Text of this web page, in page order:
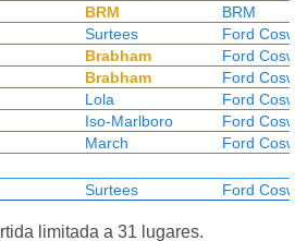
BRM
BRM
Surtees
Ford
Brabham
Ford
Brabham
Ford
Lola
Ford
Iso-Marlboro
Ford
March
Ford
Surtees Ford
limitada a 31 lugares.